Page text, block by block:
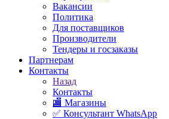
Вакансии
Политика
Для поставщиков
Производители
Тендеры и госзаказы
Партнерам
Контакты
Назад
Контакты
🏬 Магазины
✅️ Консультант WhatsApp